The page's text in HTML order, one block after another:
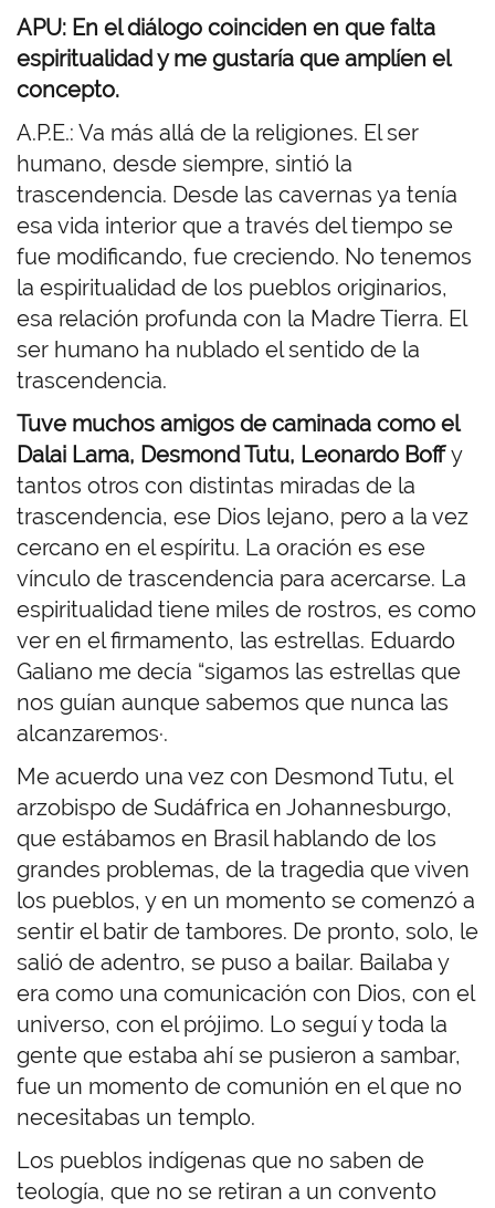
APU: En el diálogo coinciden en que falta
espiritualidad y me gustaría que amplíen el
concepto.
A.P.E.: Va más allá de la religiones. El ser
humano, desde siempre, sintió la
trascendencia. Desde las cavernas ya tenía
esa vida interior que a través del tiempo se
fue modificando, fue creciendo. No tenemos
la espiritualidad de los pueblos originarios,
esa relación profunda con la Madre Tierra. El
ser humano ha nublado el sentido de la
trascendencia.
Tuve muchos amigos de caminada como el
Dalai Lama, Desmond Tutu, Leonardo Boffy
tantos otros con distintas miradas de la
trascendencia, ese Dios lejano, pero a la vez
cercano en el espíritu. La oración es ese
vínculo de trascendencia para acercarse. La
espiritualidad tiene miles de rostros, es como
ver en el firmamento, las estrellas. Eduardo
Galiano me decía “sigamos las estrellas que
nos guían aunque sabemos que nunca las
alcanzaremos·.
Me acuerdo una vez con Desmond Tutu, el
arzobispo de Sudáfrica en Johannesburgo,
que estábamos en Brasil hablando de los
grandes problemas, de la tragedia que viven
los pueblos, y en un momento se comenzó a
sentir el batir de tambores. De pronto, solo, le
salió de adentro, se puso a bailar. Bailaba y
era como una comunicación con Dios, con el
universo, con el prójimo. Lo seguí y toda la
gente que estaba ahí se pusieron a sambar,
fue un momento de comunión en el que no
necesitabas un templo.
Los pueblos indígenas que no saben de
teología, que no se retiran a un convento